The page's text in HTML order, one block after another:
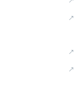
↗
↗
↗